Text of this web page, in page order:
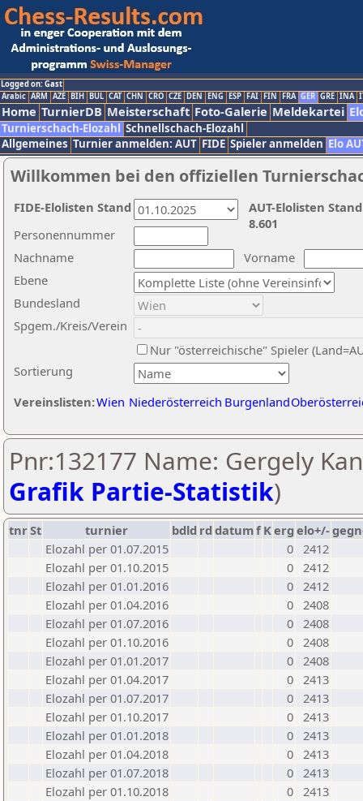
Logged on: Gast
Arabic ARM AZE BIH BUL CAT CHN CRO CZE DEN ENG ESP FAI FIN FRA GER GRE INA
Home TurnierDB Meisterschaft Foto-Galerie Meldekartei
Turnierschach-Elozahl Schnellschach-Elozahl
Allgemeines Turnier anmelden: AUT FIDE Spieler anmelden Elo
Willkommen bei den offiziellen
Nachname
Vorname
Ebene
Sortierung
Personennummer
Bundesland
Spgem./Kreis/Verein
Nur "österreichische" Spieler
Vereinslisten:Wien Niederösterreich Burgenland
AUT-Elolisten
8.601
FIDE-Elolisten Stand
Pnr:132177 Name: Gergely
Grafik Partie-Statistik)
tnrSt turnier bdld rd datumf Kerg elo+/-
Elozahl per 01.07.2015
0 2412
Elozahl per 01.10.2015
0 2412
Elozahl per 01.01.2016
0 2412
Elozahl per 01.04.2016
0 2408
Elozahl per 01.07.2016
0 2408
Elozahl per 01.10.2016
0 2408
Elozahl per 01.01.2017
0 2408
Elozahl per 01.04.2017
0 2413
Elozahl per 01.07.2017
0 2413
Elozahl per 01.10.2017
0 2413
Elozahl per 01.01.2018
0 2413
Elozahl per 01.04.2018
0 2413
Elozahl per 01.07.2018
0 2413
Elozahl per 01.10.2018
0 2413